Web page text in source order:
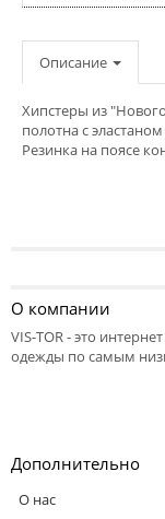
Описание
Хипстеры из
полотна с
Резинка на поясе
О компании
VIS-TOR - это
одежды по самым
Дополнительно
О нас